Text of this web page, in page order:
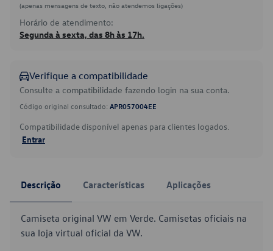
(apenas mensagens de texto, não atendemos ligações)
Horário de atendimento:
Segunda à sexta, das 8h às 17h.
Verifique a compatibilidade
Consulte a compatibilidade fazendo login na sua conta.
Código original consultado: APR057004EE
Compatibilidade disponível apenas para clientes logados.
Entrar
Descrição Características Aplicações
Camiseta original VW em Verde. Camisetas oficiais na
sua loja virtual oficial da VW.